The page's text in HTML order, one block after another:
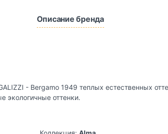
Описание бренда
- Bergamo 1949 теплых естественных
экологичные оттенки.